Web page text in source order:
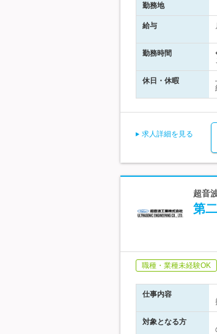
勤務地
給与
勤務時間
休日・休暇
求人詳細を見る
超音
第
職種・業種未経験OK
仕事内容
対象となる方